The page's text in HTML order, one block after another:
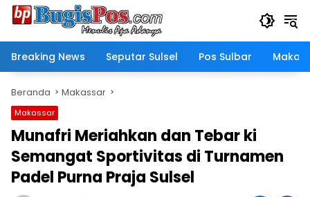
Langsung
Breaking News
Seputar Sulsel Pos Sulbar
Beranda Makassar
Makassar
Munafri Meriahkan dan Tebar ki
Semangat Sportivitas di Turnamen
Padel Purna Praja Sulsel